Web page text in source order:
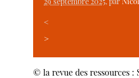
<
>
© la revue des ressources :